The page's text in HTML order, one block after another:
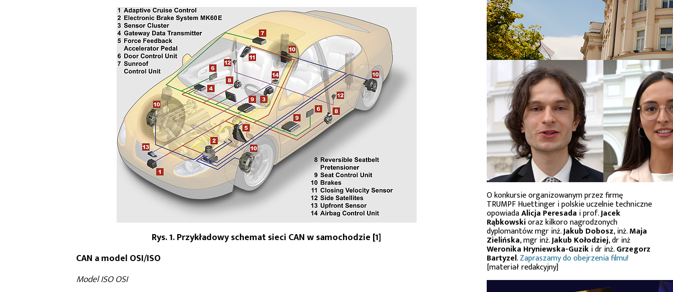
Rys. 1. Przykładowy schemat sieci CAN w samochodzie [1]
CAN a model OSI/ISO
Model ISO OSI
O konkursie organizowanym przez firmę
TRUMPF Huettinger i polskie uczelnie techniczne
opowiadaAlicja Peresada i prof.Jacek
Rąbkowskioraz kilkoro nagrodzonych
dyplomantów: mgr inż.Jakub Dobosz, inż.Maja
Zielińska, mgr inż.Jakub Kołodziej, dr inż
Weronika Hryniewska-Guziki dr inż.Grzegorz
Bartyzel.Zapraszamy do obejrzenia filmu!
[materiał redakcyjny]